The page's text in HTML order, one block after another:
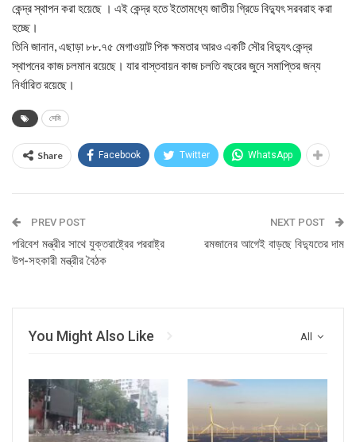
কেন্দ্র স্থাপন করা হয়েছে । এই কেন্দ্র হতে ইতোমধ্যে জাতীয় গ্রিডে বিদ্যুৎ সরবরাহ করা
হচ্ছে।
তিনি জানান, এছাড়া ৮৮.৭৫ মেগাওয়াট পিক ক্ষমতার আরও একটি সৌর বিদ্যুৎ কেন্দ্র
স্থাপনের কাজ চলমান রয়েছে। যার বাস্তবায়ন কাজ চলতি বছরের জুনে সমাপ্তির জন্য
নির্ধারিত রয়েছে।
সেমি
Share Facebook Twitter WhatsApp
PREV POST
পরিবেশ মন্ত্রীর সাথে যুক্তরাষ্ট্রের পররাষ্ট্র
উপ-সহকারী মন্ত্রীর বৈঠক
NEXT POST
রমজানের আগেই বাড়ছে বিদ্যুতের দাম
All
You Might Also Like